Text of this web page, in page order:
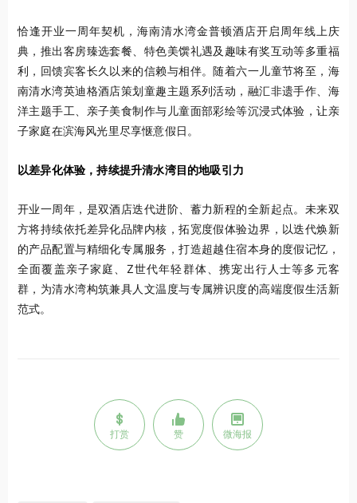
恰逢开业一周年契机，海南清水湾金普顿酒店开启周年线上庆
典，推出客房臻选套餐、特色美馔礼遇及趣味有奖互动等多重福
利，回馈宾客长久以来的信赖与相伴。随着六一儿童节将至，海
南清水湾英迪格酒店策划童趣主题系列活动，融汇非遗手作、海
洋主题手工、亲子美食制作与儿童面部彩绘等沉浸式体验，让亲
子家庭在滨海风光里尽享惬意假日。
以差异化体验，持续提升清水湾目的地吸引力
开业一周年，是双酒店迭代进阶、蓄力新程的全新起点。未来双
方将持续依托差异化品牌内核，拓宽度假体验边界，以迭代焕新
的产品配置与精细化专属服务，打造超越住宿本身的度假记忆，
全面覆盖亲子家庭、Z世代年轻群体、携宠出行人士等多元客
群，为清水湾构筑兼具人文温度与专属辨识度的高端度假生活新
范式。
打赏 赞 微海报